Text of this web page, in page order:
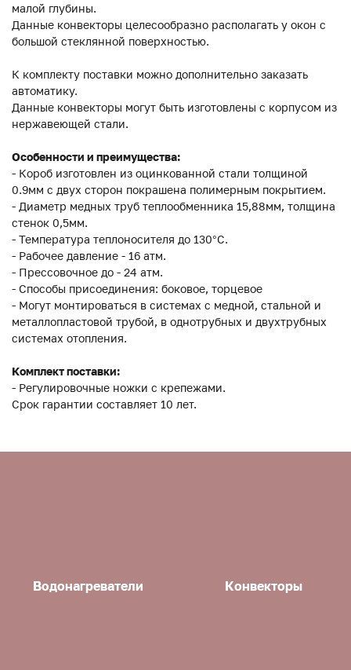
малой глубины.
Данные конвекторы целесообразно располагать у окон с
большой стеклянной поверхностью.
К комплекту поставки можно дополнительно заказать
автоматику.
Данные конвекторы могут быть изготовлены с корпусом из
нержавеющей стали.
Особенности и преимущества:
- Короб изготовлен из оцинкованной стали толщиной
0.9мм с двух сторон покрашена полимерным покрытием.
- Диаметр медных труб теплообменника 15,88мм, толщина
стенок 0,5мм.
- Температура теплоносителя до 130°C.
- Рабочее давление - 16 атм.
- Прессовочное до - 24 атм.
- Способы присоединения: боковое, торцевое
- Могут монтироваться в системах с медной, стальной и
металлопластовой трубой, в однотрубных и двухтрубных
системах отопления.
Комплект поставки:
- Регулировочные ножки с крепежами.
Срок гарантии составляет 10 лет.
Водонагреватели Конвекторы